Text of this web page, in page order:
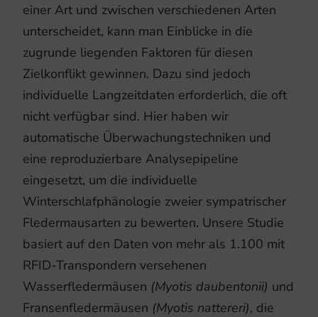
einer Art und zwischen verschiedenen Arten
unterscheidet, kann man Einblicke in die
zugrunde liegenden Faktoren für diesen
Zielkonflikt gewinnen. Dazu sind jedoch
individuelle Langzeitdaten erforderlich, die oft
nicht verfügbar sind. Hier haben wir
automatische Überwachungstechniken und
eine reproduzierbare Analysepipeline
eingesetzt, um die individuelle
Winterschlafphänologie zweier sympatrischer
Fledermausarten zu bewerten. Unsere Studie
basiert auf den Daten von mehr als 1.100 mit
RFID-Transpondern versehenen
Wasserfledermäusen (Myotis daubentonii) und
Fransenfledermäusen (Myotis nattereri), die